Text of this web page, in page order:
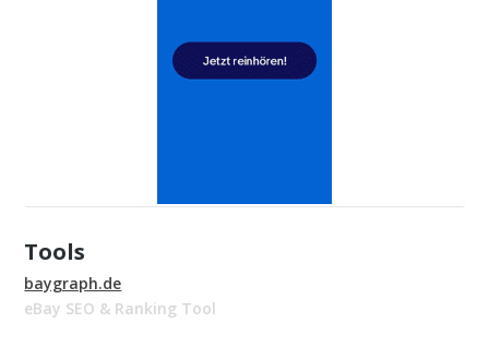
Tools
baygraph.de
eBay SEO & Ranking Tool